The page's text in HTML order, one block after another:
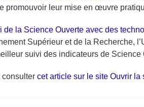
promouvoir leur mise en œuvre
de la Science Ouverte avec des
Supérieur et de la Recherche,
suivi des indicateurs de Science
consultercet article sur le site Ouvrir la